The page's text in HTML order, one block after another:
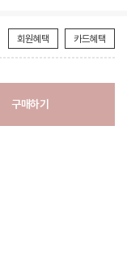
회원혜택 카드혜택
구매하기